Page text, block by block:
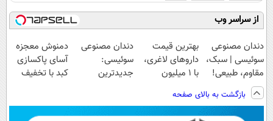
از سراسر وب
دندان مصنوعی
سوئیسی | سبک،
مقاوم، طبیعی!
ویزیت
رایگان+پرداخت
اقساطی😍
بهترین قیمت
داروهای لاغری،
با ۱ میلیون
از داروخانه‌
دندان مصنوعی
سوئیسی:
جدیدترین
پرداخت قسطی
دمنوش معجزه
آسای پاکسازی
کبد با تخفیف
بازگشت به بالای صفحه